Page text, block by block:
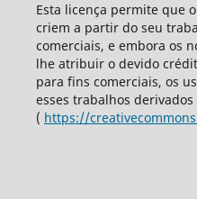
Esta licença permite que
criem a partir do seu
comerciais, e embora os
lhe atribuir o devido
para fins comerciais, os
esses trabalhos
( https://